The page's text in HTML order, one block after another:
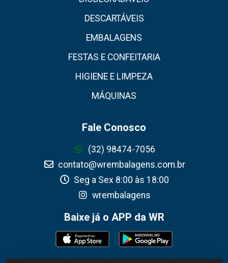
DESCARTÁVEIS
EMBALAGENS
FESTAS E CONFEITARIA
HIGIENE E LIMPEZA
MÁQUINAS
Fale Conosco
(32) 98474-7056
contato@wrembalagens.com.br
Seg a Sex 8:00 às 18:00
wrembalagens
Baixe já o APP da WR